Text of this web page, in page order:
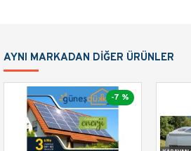
4mm² olup TÜV
-7 %
AYNI MARKADAN DIĞER ÜRÜNLER
-7 %